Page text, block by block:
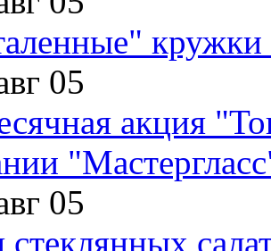
кружки
05
акция
05
стеклянных